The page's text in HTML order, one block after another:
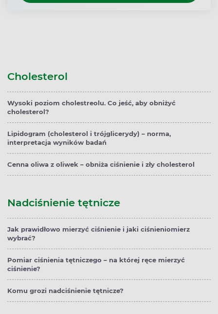
Cholesterol
Wysoki poziom cholestreolu. Co jeść, aby obniżyć
cholesterol?
Lipidogram (cholesterol i trójglicerydy) – norma,
interpretacja wyników badań
Cenna oliwa z oliwek – obniża ciśnienie i zły cholesterol
Nadciśnienie tętnicze
Jak prawidłowo mierzyć ciśnienie i jaki ciśnieniomierz
wybrać?
Pomiar ciśnienia tętniczego – na której ręce mierzyć
ciśnienie?
Komu grozi nadciśnienie tętnicze?